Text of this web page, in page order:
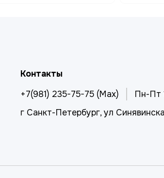
Контакты
+7(981) 235-75-75 (Max)
Пн-Пт
г Санкт-Петербург, ул